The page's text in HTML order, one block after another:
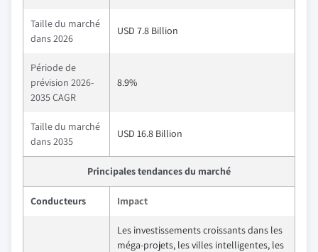
Taille du marché
dans 2026
USD 7.8 Billion
Période de
prévision 2026-
2035 CAGR
8.9%
Taille du marché
dans 2035
USD 16.8 Billion
Principales tendances du marché
Conducteurs Impact
Les investissements croissants dans les
méga-projets, les villes intelligentes, les